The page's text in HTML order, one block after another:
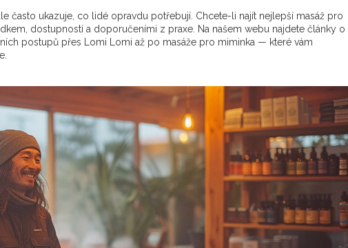
často ukazuje, co lidé opravdu potřebují. Chcete-li najít nejlepší masáž pro
dostupností a doporučeními z praxe. Na našem webu najdete články o
postupů přes Lomi Lomi až po masáže pro miminka — které vám